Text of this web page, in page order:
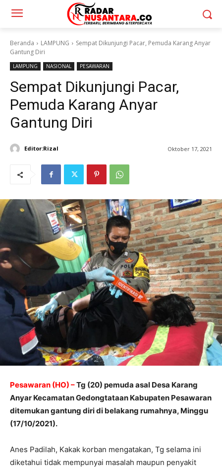
Beranda LAMPUNG
Sempat Dikunjungi Pacar, Pemuda Karang Anyar
Gantung Diri
LAMPUNG NASIONAL PESAWARAN
Sempat Dikunjungi Pacar,
Pemuda Karang Anyar
Gantung Diri
Editor:Rizal Oktober 17, 2021
Pesawaran (HO) –Tg (20) pemuda asal Desa Karang
Anyar Kecamatan Gedongtataan Kabupaten Pesawaran
ditemukan gantung diri di belakang rumahnya, Minggu
(17/10/2021).
Anes Padilah, Kakak korban mengatakan, Tg selama ini
diketahui tidak mempunyai masalah maupun penyakit